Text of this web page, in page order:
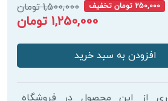
250,000 تومان تخفیف 1,500,000 تومان
1,250,000 تومان
افزودن به سبد خرید
از این محصول در فروشگاه